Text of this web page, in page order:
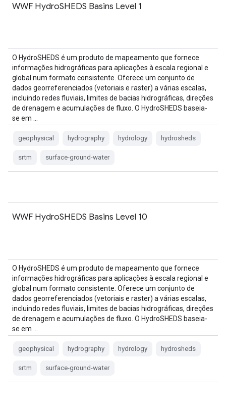
WWF HydroSHEDS Basins Level 1
O HydroSHEDS é um produto de mapeamento que fornece
informações hidrográficas para aplicações à escala regional e
global num formato consistente. Oferece um conjunto de
dados georreferenciados (vetoriais e raster) a várias escalas,
incluindo redes fluviais, limites de bacias hidrográficas, direções
de drenagem e acumulações de fluxo. O HydroSHEDS baseia-
se em …
geophysical hydrography hydrology hydrosheds
srtm surface-ground-water
WWF HydroSHEDS Basins Level 10
O HydroSHEDS é um produto de mapeamento que fornece
informações hidrográficas para aplicações à escala regional e
global num formato consistente. Oferece um conjunto de
dados georreferenciados (vetoriais e raster) a várias escalas,
incluindo redes fluviais, limites de bacias hidrográficas, direções
de drenagem e acumulações de fluxo. O HydroSHEDS baseia-
se em …
geophysical hydrography hydrology hydrosheds
srtm surface-ground-water